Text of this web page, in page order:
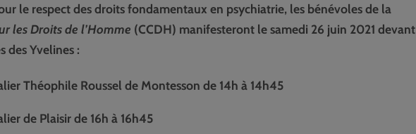
le respect des droits fondamentaux en psychiatrie, les bénévoles de la
les Droits de l’Homme (CCDH) manifesteront le samedi 26 juin 2021 devant
des Yvelines :
Théophile Roussel de Montesson de 14h à 14h45
de Plaisir de 16h à 16h45